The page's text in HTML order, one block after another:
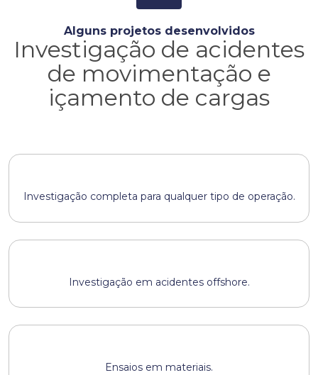
Alguns projetos desenvolvidos
Investigação de acidentes
de movimentação e
içamento de cargas
Investigação completa para qualquer tipo de operação.
Investigação em acidentes offshore.
Ensaios em materiais.